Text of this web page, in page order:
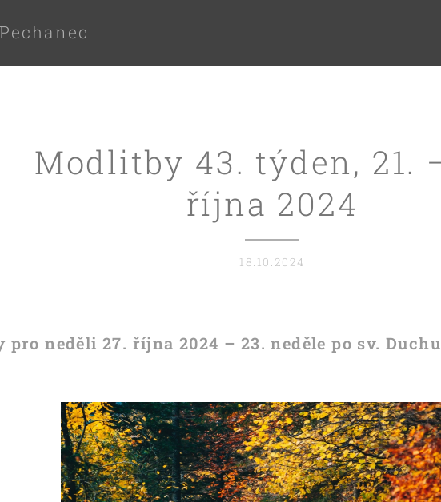
Modlitby 43. týden, 21.
října 2024
18.10.2024
pro neděli 27. října 2024 – 23. neděle po sv.